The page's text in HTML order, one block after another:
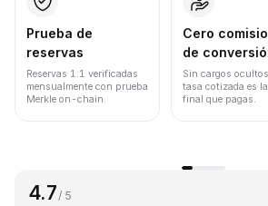
Prueba de
reservas
Reservas 1:1 verificadas
mensualmente con prueba
Merkle on-chain.
Cero
de
Sin cargos
tasa cotizada es
final que pagas.
4.7 / 5